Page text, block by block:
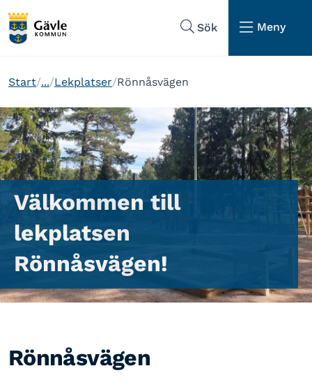
Sök
Meny
Start ... Lekplatser Rönnåsvägen
Välkommen till
lekplatsen
Rönnåsvägen!
Rönnåsvägen